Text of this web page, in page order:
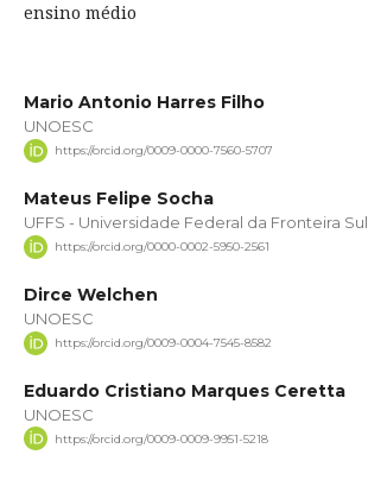
ensino médio
Mario Antonio Harres Filho
UNOESC
https://orcid.org/0009-0000-7560-5707
Mateus Felipe Socha
UFFS - Universidade Federal da Fronteira Sul
https://orcid.org/0000-0002-5950-2561
Dirce Welchen
UNOESC
https://orcid.org/0009-0004-7545-8582
Eduardo Cristiano Marques Ceretta
UNOESC
https://orcid.org/0009-0009-9951-5218